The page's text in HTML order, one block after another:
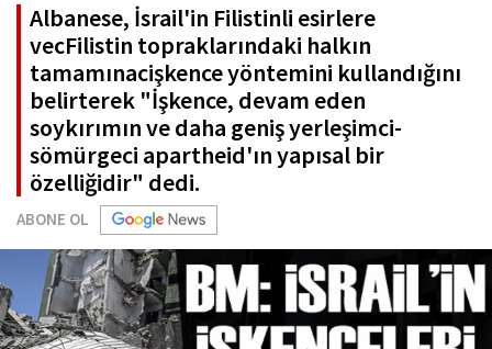
Albanese, İsrail'in Filistinli esirlere
vecFilistin topraklarındaki halkın
tamamınacişkence yöntemini kullandığını
belirterek "İşkence, devam eden
soykırımın ve daha geniş yerleşimci-
sömürgeci apartheid'ın yapısal bir
özelliğidir" dedi.
ABONE OL